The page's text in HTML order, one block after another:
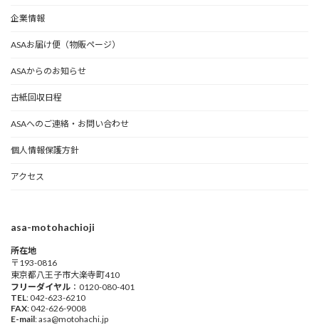
企業情報
ASAお届け便（物販ページ）
ASAからのお知らせ
古紙回収日程
ASAへのご連絡・お問い合わせ
個人情報保護方針
アクセス
asa-motohachioji
所在地
〒193-0816
東京都八王子市大楽寺町410
フリーダイヤル ：0120-080-401
TEL: 042-623-6210
FAX: 042-626-9008
E-mail: asa@motohachi.jp